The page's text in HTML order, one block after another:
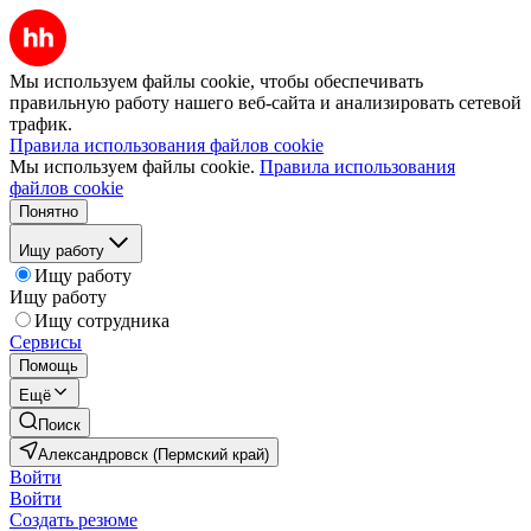
Мы используем файлы cookie, чтобы обеспечивать
правильную работу нашего веб-сайта и анализировать сетевой
трафик.
Правила использования файлов cookie
Мы используем файлы cookie. Правила использования
файлов cookie
Понятно
Ищу работу
Ищу работу
Ищу работу
Ищу сотрудника
Сервисы
Помощь
Ещё
Поиск
Александровск (Пермский край)
Войти
Войти
Создать резюме